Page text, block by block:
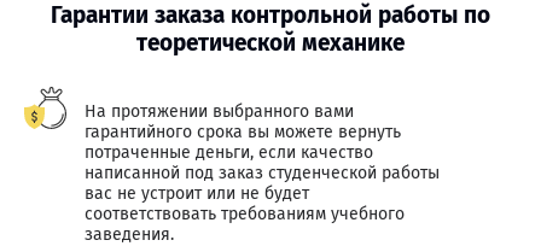
Гарантии заказа контрольной работы по
теоретической механике
На протяжении выбранного вами
гарантийного срока вы можете вернуть
потраченные деньги, если качество
написанной под заказ студенческой работы
вас не устроит или не будет
соответствовать требованиям учебного
заведения.